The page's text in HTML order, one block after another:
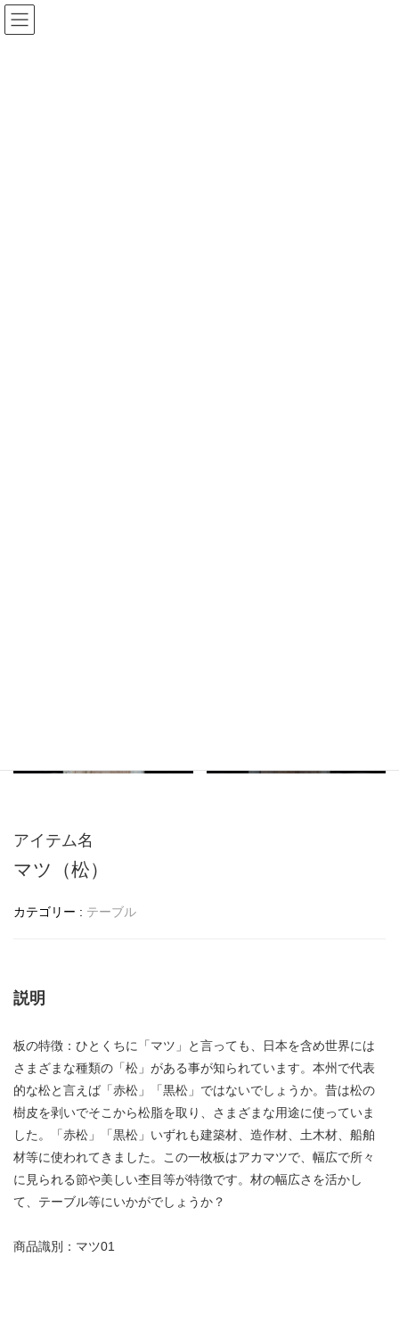
アイテム名
マツ（松）
カテゴリー : テーブル
説明
板の特徴：ひとくちに「マツ」と言っても、日本を含め世界には
さまざまな種類の「松」がある事が知られています。本州で代表
的な松と言えば「赤松」「黒松」ではないでしょうか。昔は松の
樹皮を剥いでそこから松脂を取り、さまざまな用途に使っていま
した。「赤松」「黒松」いずれも建築材、造作材、土木材、船舶
材等に使われてきました。この一枚板はアカマツで、幅広で所々
に見られる節や美しい杢目等が特徴です。材の幅広さを活かし
て、テーブル等にいかがでしょうか？
商品識別：マツ01